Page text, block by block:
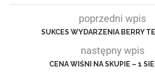
poprzedni wpis
SUKCES WYDARZENIA BERRY
następny wpis
CENA WIŚNI NA SKUPIE – 1